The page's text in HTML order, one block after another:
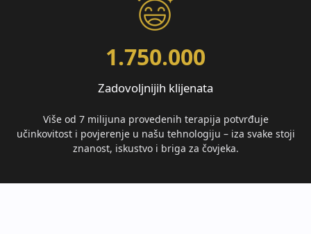
1.750.000
Zadovoljnijih klijenata
Više od 7 milijuna provedenih terapija potvrđuje
učinkovitost i povjerenje u našu tehnologiju – iza svake stoji
znanost, iskustvo i briga za čovjeka.